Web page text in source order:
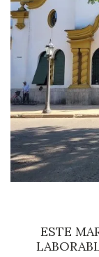
ESTE